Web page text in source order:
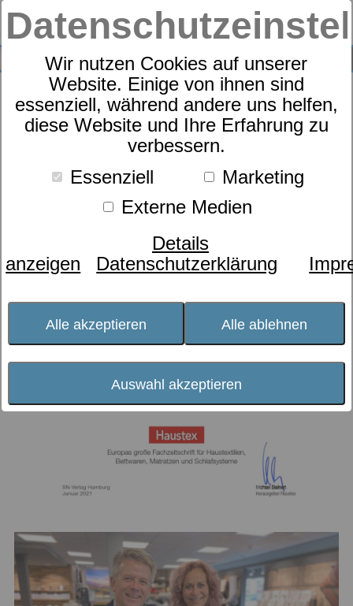
Wir nutzen Cookies auf unserer
Website. Einige von ihnen sind
essenziell, während andere uns helfen,
diese Website und Ihre Erfahrung zu
verbessern.
Essenziell
Marketing
Externe Medien
Details
anzeigen
Datenschutzerklärung
Alle akzeptieren Alle ablehnen
Auswahl akzeptieren
SUCHE
0